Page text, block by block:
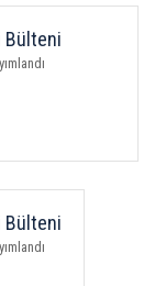
Bülteni
Bülteni